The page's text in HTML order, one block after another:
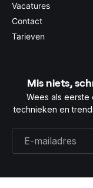
Vacatures
Contact
Tarieven
Mis niets,
Wees als
technieken en